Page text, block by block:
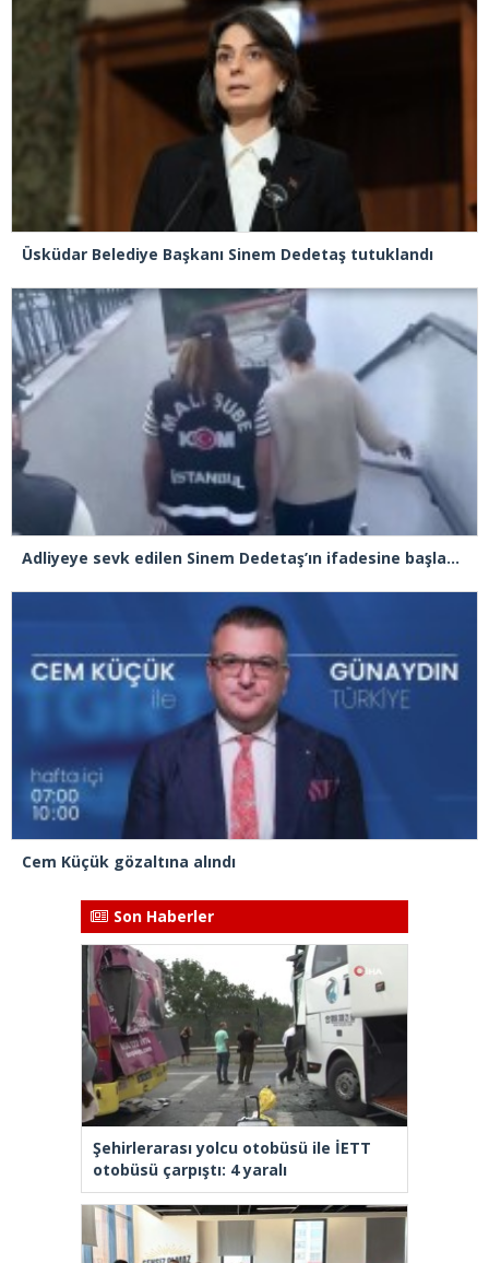
Üsküdar Belediye Başkanı Sinem Dedetaş tutuklandı
Adliyeye sevk edilen Sinem Dedetaş’ın ifadesine başlandı
Cem Küçük gözaltına alındı
Son Haberler
Şehirlerarası yolcu otobüsü ile İETT
otobüsü çarpıştı: 4 yaralı